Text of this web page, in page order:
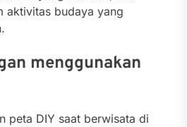
aktivitas budaya yang
menggunakan
peta DIY saat berwisata di